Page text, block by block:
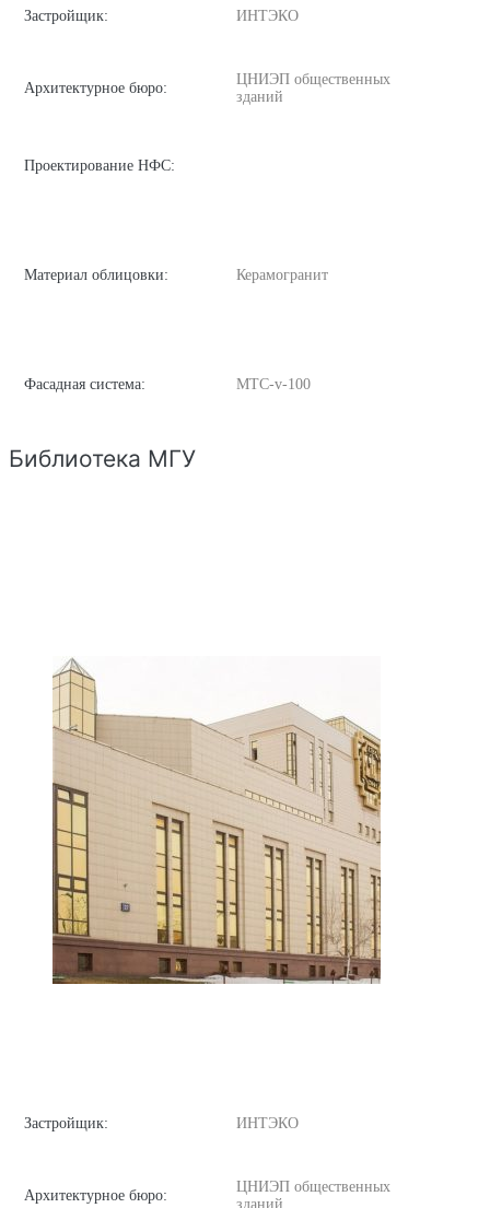
Застройщик: ИНТЭКО
Архитектурное бюро:
ЦНИЭП общественных
зданий
Проектирование НФС:
Материал облицовки: Керамогранит
Фасадная система: MTC-v-100
Библиотека МГУ
Застройщик: ИНТЭКО
Архитектурное бюро:
ЦНИЭП общественных
зданий